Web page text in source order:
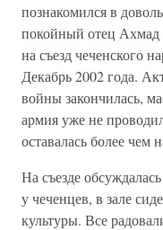
познакомился в
покойный отец Ахмад
на съезд чеченского
Декабрь 2002 года.
войны закончилась,
армия уже не
оставалась более чем
На съезде
у чеченцев, в зале
культуры. Все